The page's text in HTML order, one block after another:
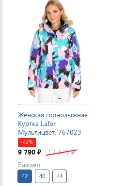
Женская горнолыжная
Куртка Lafor
Мультицвет, 767023
-44%
9 790 ₽ 17 370₽
Размер
42 40 44